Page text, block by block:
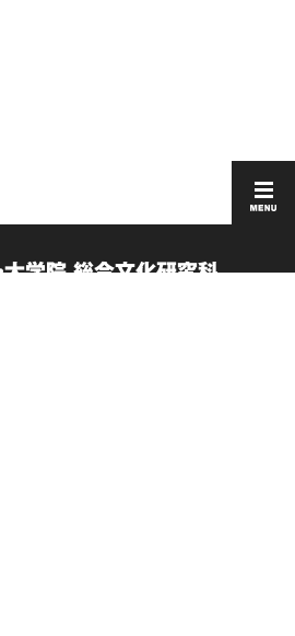
大学院 総合文化研究科